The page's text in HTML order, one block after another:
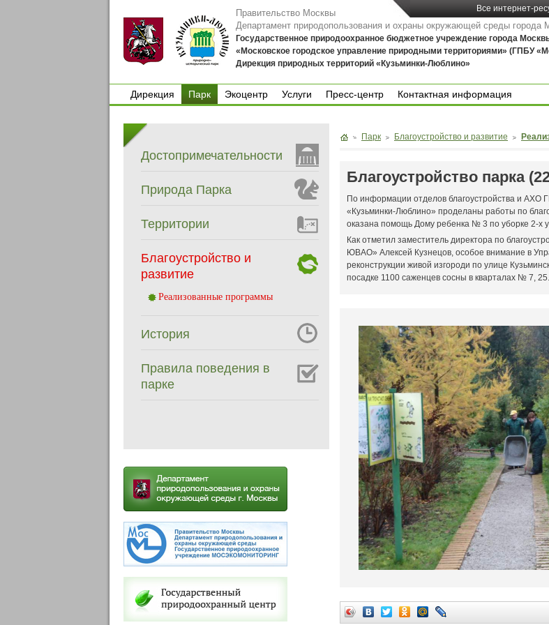
Все интернет-
Правительство Москвы
Департамент природопользования и охраны окружающей среды города
Государственное природоохранное бюджетное учреждение города
«Московское городское управление природными территориями» (ГПБУ
Дирекция природных территорий «Кузьминки-Люблино»
Дирекция
Парк
Экоцентр
Услуги
Пресс-центр
Контактная информация
Достопримечательности
Природа Парка
Территории
Благоустройство и
развитие
Реализованные программы
История
Правила поведения в
парке
Парк Благоустройство и развитие
Благоустройство парка
По информации отделов благоустройства и
«Кузьминки-Люблино» проделаны работы по
оказана помощь Дому ребенка № 3 по уборке 2-х
Как отметил заместитель директора по
ЮВАО» Алексей Кузнецов, особое внимание в
реконструкции живой изгороди по улице
посадке 1100 саженцев сосны в кварталах № 7, 25.